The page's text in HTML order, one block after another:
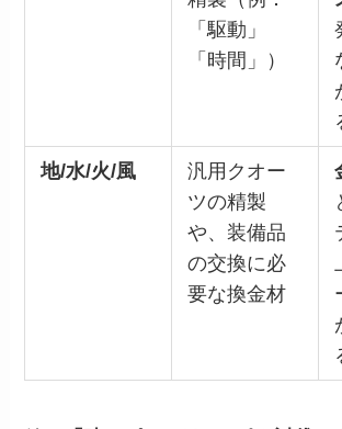
「駆動」
「時間」）
地/水/火/風
汎用クオー
ツの精製
や、装備品
の交換に必
要な換金材